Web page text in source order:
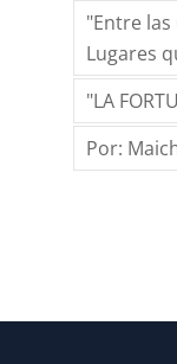
"Entre
Lugares
"LA
Por: